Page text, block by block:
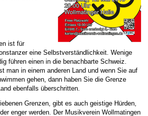
ist für
eine Selbstverständlichkeit. Wenige
führen einen in die benachbarte Schweiz.
man in einem anderen Land und wenn Sie auf
gehen, dann haben Sie die Grenze
ebenfalls überschritten.
Grenzen, gibt es auch geistige Hürden,
enger werden. Der Musikverein Wollmatingen